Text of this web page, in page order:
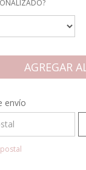
CP:
envío